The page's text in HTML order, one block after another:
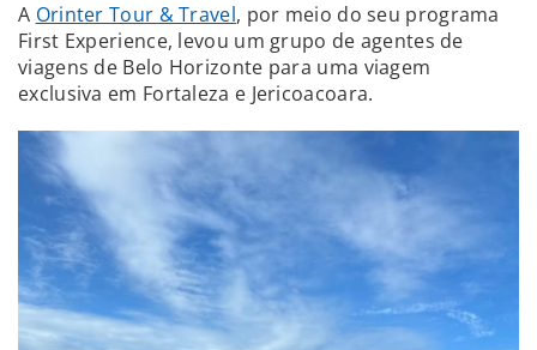
A Orinter Tour & Travel, por meio do seu programa
First Experience, levou um grupo de agentes de
viagens de Belo Horizonte para uma viagem
exclusiva em Fortaleza e Jericoacoara.